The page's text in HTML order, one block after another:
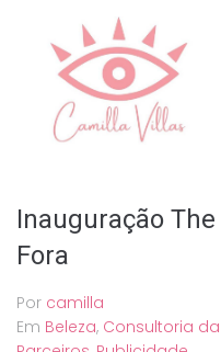
conteúdo
Inauguração
Fora
Por camilla
Em Beleza, Consultoria